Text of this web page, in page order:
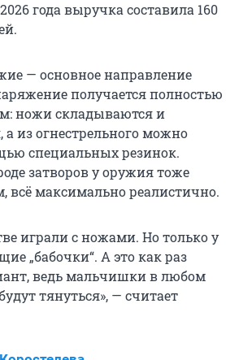
года выручка составила 160
— основное направление
получается полностью
ножи складываются и
из огнестрельного можно
специальных резинок.
затворов у оружия тоже
всё максимально реалистично.
играли с ножами. Но только у
„бабочки“. А это как раз
ведь мальчишки в любом
тянуться», — считает